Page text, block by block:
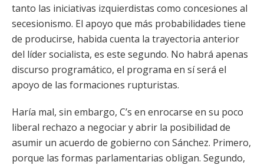
tanto las iniciativas izquierdistas como concesiones al
secesionismo. El apoyo que más probabilidades tiene
de producirse, habida cuenta la trayectoria anterior
del líder socialista, es este segundo. No habrá apenas
discurso programático, el programa en sí será el
apoyo de las formaciones rupturistas.
Haría mal, sin embargo, C’s en enrocarse en su poco
liberal rechazo a negociar y abrir la posibilidad de
asumir un acuerdo de gobierno con Sánchez. Primero,
porque las formas parlamentarias obligan. Segundo,